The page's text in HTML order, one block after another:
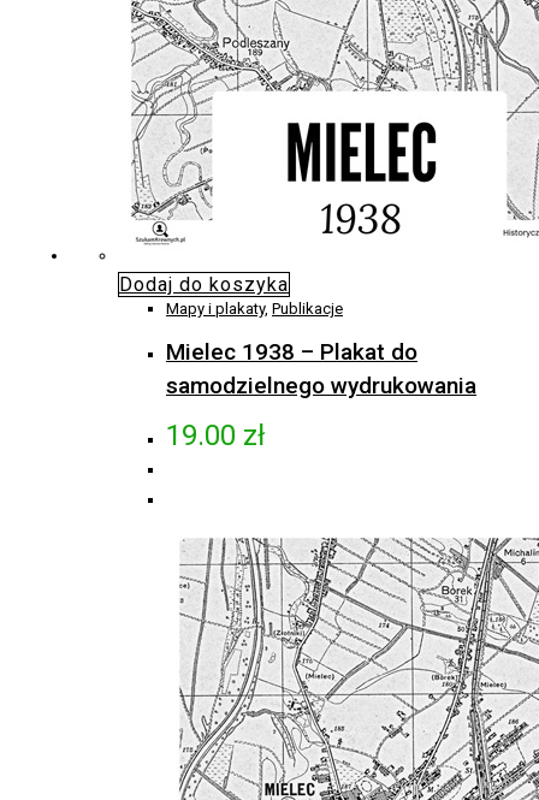
Dodaj do koszyka
Mapy i plakaty, Publikacje
Mielec 1938 – Plakat do
samodzielnego wydrukowania
19.00 zł